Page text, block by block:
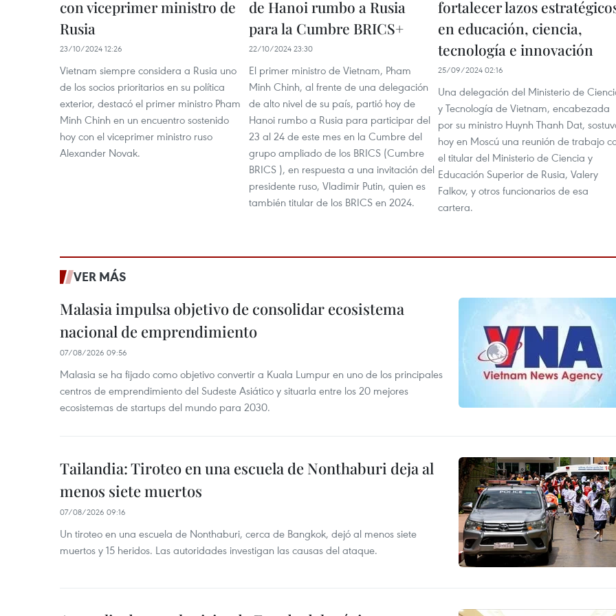
con viceprimer ministro de
Rusia
23/10/2024 12:26
Vietnam siempre considera a Rusia uno
de los socios prioritarios en su política
exterior, destacó el primer ministro Pham
Minh Chinh en un encuentro sostenido
hoy con el viceprimer ministro ruso
Alexander Novak.
de Hanoi rumbo a Rusia
para la Cumbre BRICS+
22/10/2024 23:30
El primer ministro de Vietnam, Pham
Minh Chinh, al frente de una delegación
de alto nivel de su país, partió hoy de
Hanoi rumbo a Rusia para participar del
23 al 24 de este mes en la Cumbre del
grupo ampliado de los BRICS (Cumbre
BRICS ), en respuesta a una invitación del
presidente ruso, Vladimir Putin, quien es
también titular de los BRICS en 2024.
fortalecer lazos
en educación, ciencia,
tecnología e innovación
25/09/2024 02:16
Una delegación del Ministerio de
y Tecnología de Vietnam, encabezada
por su ministro Huynh Thanh Dat,
hoy en Moscú una reunión de trabajo
el titular del Ministerio de Ciencia y
Educación Superior de Rusia, Valery
Falkov, y otros funcionarios de esa
cartera.
VER MÁS
Malasia impulsa objetivo de consolidar ecosistema
nacional de emprendimiento
07/08/2026 09:56
Malasia se ha fijado como objetivo convertir a Kuala Lumpur en uno de los principales
centros de emprendimiento del Sudeste Asiático y situarla entre los 20 mejores
ecosistemas de startups del mundo para 2030.
Tailandia: Tiroteo en una escuela de Nonthaburi deja al
menos siete muertos
07/08/2026 09:16
Un tiroteo en una escuela de Nonthaburi, cerca de Bangkok, dejó al menos siete
muertos y 15 heridos. Las autoridades investigan las causas del ataque.